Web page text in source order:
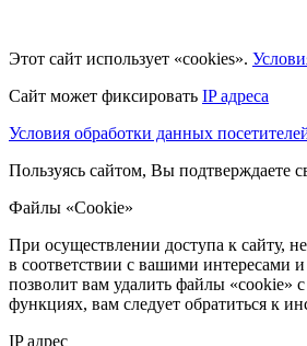
Этот сайт использует «cookies».
Сайт может фиксировать IP адреса
Условия обработки данных
Пользуясь сайтом, Вы подтверждаете
Файлы «Cookie»
При осуществлении доступа к сайту,
в соответствии с вашими интересами
позволит вам удалить файлы «cookie»
функциях, вам следует обратиться к
IP адрес